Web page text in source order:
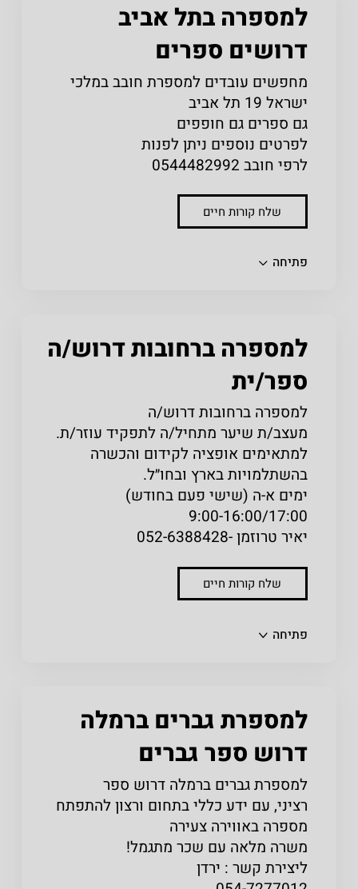
למספרה בתל אביב
דרושים ספרים
מחפשים עובדים למספרת חובב במלכי
ישראל 19 תל אביב
גם ספרים גם חופפים
לפרטים נוספים ניתן לפנות
לרפי חובב 0544482992
שלח קורות חיים
פתיחה
למספרה ברחובות דרוש/ה
ספר/ית
למספרה ברחובות דרוש/ה
מעצב/ת שיער מתחיל/ה לתפקיד עוזר/ת.
למתאימים אופציה לקידום והכשרה
בהשתלמויות בארץ ובחו״ל.
ימים א-ה (שישי פעם בחודש)
9:00-16:00/17:00
יאיר טרוזמן -052-6388428
שלח קורות חיים
פתיחה
למספרת גברים ברמלה
דרוש ספר גברים
למספרת גברים ברמלה דרוש ספר
רציני, עם ידע כללי בתחום ורצון להתפתח
מספרה באווירה צעירה
משרה מלאה עם שכר מתגמל!
ליצירת קשר : ירדן